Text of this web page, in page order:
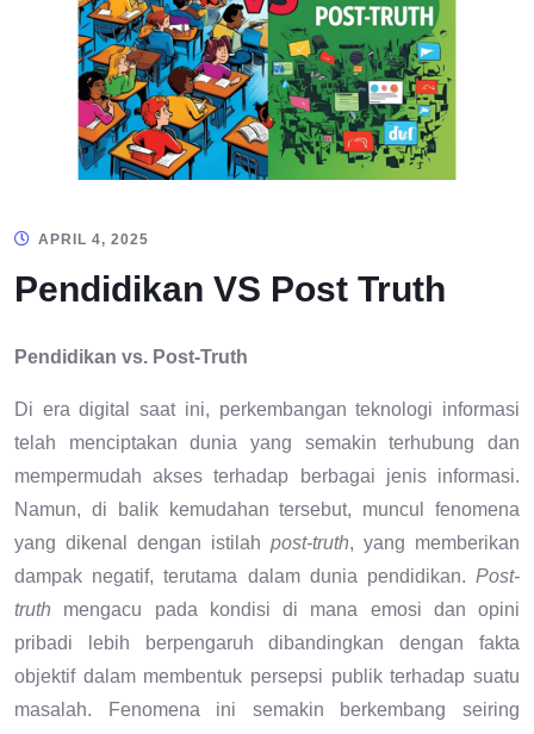
APRIL 4, 2025
Pendidikan VS Post Truth
Pendidikan vs. Post-Truth
Di era digital saat ini, perkembangan teknologi informasi
telah menciptakan dunia yang semakin terhubung dan
mempermudah akses terhadap berbagai jenis informasi.
Namun, di balik kemudahan tersebut, muncul fenomena
yang dikenal dengan istilah post-truth, yang memberikan
dampak negatif, terutama dalam dunia pendidikan. Post-
truth mengacu pada kondisi di mana emosi dan opini
pribadi lebih berpengaruh dibandingkan dengan fakta
objektif dalam membentuk persepsi publik terhadap suatu
masalah. Fenomena ini semakin berkembang seiring